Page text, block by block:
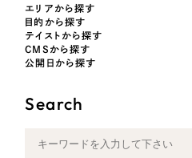
ピンク・桃色
カラフル・多色
その他
エリアから探す
目的から探す
テイストから探す
CMSから探す
公開日から探す
Search